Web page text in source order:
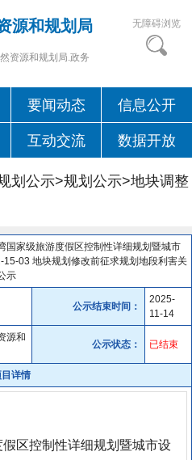
源和规划局
资源和规划局.政务
无障碍浏览
要闻动态 信息公开
互动交流 数据开放
划公示>规划公示>地块调整
国家级旅游度假区控制性详细规划暨城市
15-03 地块规划修改前征求规划地段利害关
示
公示结束时间：
2025-
11-14
源和
公示状态： 已结束
详情
假区控制性详细规划暨城市设